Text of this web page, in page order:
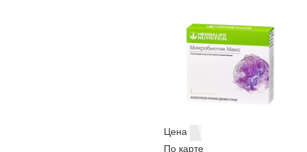
Цена
По карте